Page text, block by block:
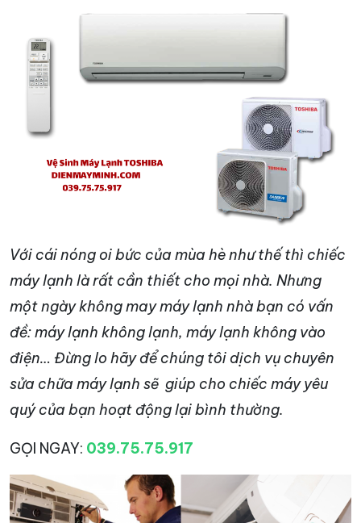
Với cái nóng oi bức của mùa hè như thế thì chiếc
máy lạnh là rất cần thiết cho mọi nhà. Nhưng
một ngày không may máy lạnh nhà bạn có vấn
đề: máy lạnh không lạnh, máy lạnh không vào
điện… Đừng lo hãy để chúng tôi dịch vụ chuyên
sửa chữa máy lạnh sẽ giúp cho chiếc máy yêu
quý của bạn hoạt động lại bình thường.
GỌI NGAY: 039.75.75.917